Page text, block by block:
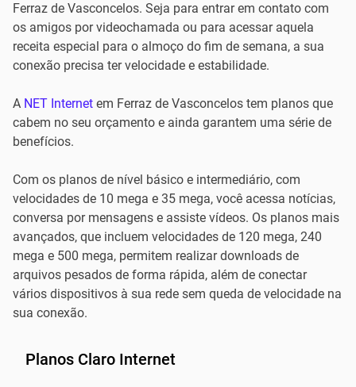
Ferraz de Vasconcelos. Seja para entrar em contato com
os amigos por videochamada ou para acessar aquela
receita especial para o almoço do fim de semana, a sua
conexão precisa ter velocidade e estabilidade.
A NET Internet em Ferraz de Vasconcelos tem planos que
cabem no seu orçamento e ainda garantem uma série de
benefícios.
Com os planos de nível básico e intermediário, com
velocidades de 10 mega e 35 mega, você acessa notícias,
conversa por mensagens e assiste vídeos. Os planos mais
avançados, que incluem velocidades de 120 mega, 240
mega e 500 mega, permitem realizar downloads de
arquivos pesados de forma rápida, além de conectar
vários dispositivos à sua rede sem queda de velocidade na
sua conexão.
Planos Claro Internet